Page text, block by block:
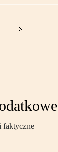
faktyczne